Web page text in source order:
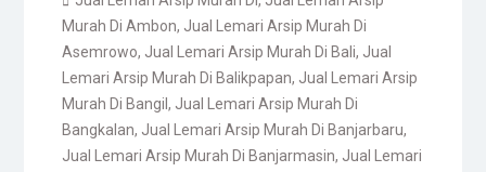
Murah Di Ambon, Jual Lemari Arsip Murah Di
Asemrowo, Jual Lemari Arsip Murah Di Bali, Jual
Lemari Arsip Murah Di Balikpapan, Jual Lemari Arsip
Murah Di Bangil , Jual Lemari Arsip Murah Di
Bangkalan, Jual Lemari Arsip Murah Di Banjarbaru,
Jual Lemari Arsip Murah Di Banjarmasin, Jual Lemari